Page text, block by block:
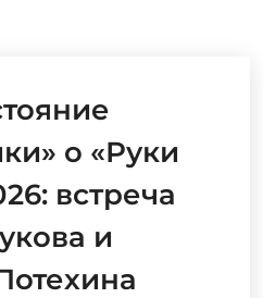
о «Руки
встреча
и